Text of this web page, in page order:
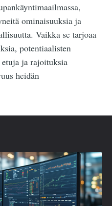
ominaisuuksia ja
Vaikka se tarjoaa
potentiaalisten
ja rajoituksia
heidän